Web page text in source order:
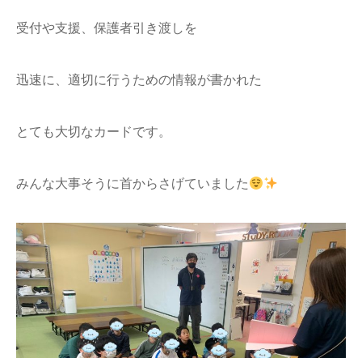
受付や支援、保護者引き渡しを
迅速に、適切に行うための情報が書かれた
とても大切なカードです。
みんな大事そうに首からさげていました